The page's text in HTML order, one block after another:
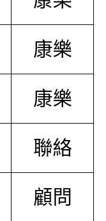
康樂
康樂
聯絡
顧問